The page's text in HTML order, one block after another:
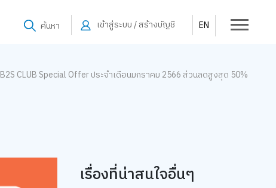
ค้นหา เข้าสู่ระบบ / สร้างบัญชี EN
B2S CLUB Special Offer ประจำเดือนมกราคม 2566 ส่วนลดสูงสุด 50%
เรื่องที่น่าสนใจอื่นๆ